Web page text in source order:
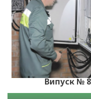
Випуск №